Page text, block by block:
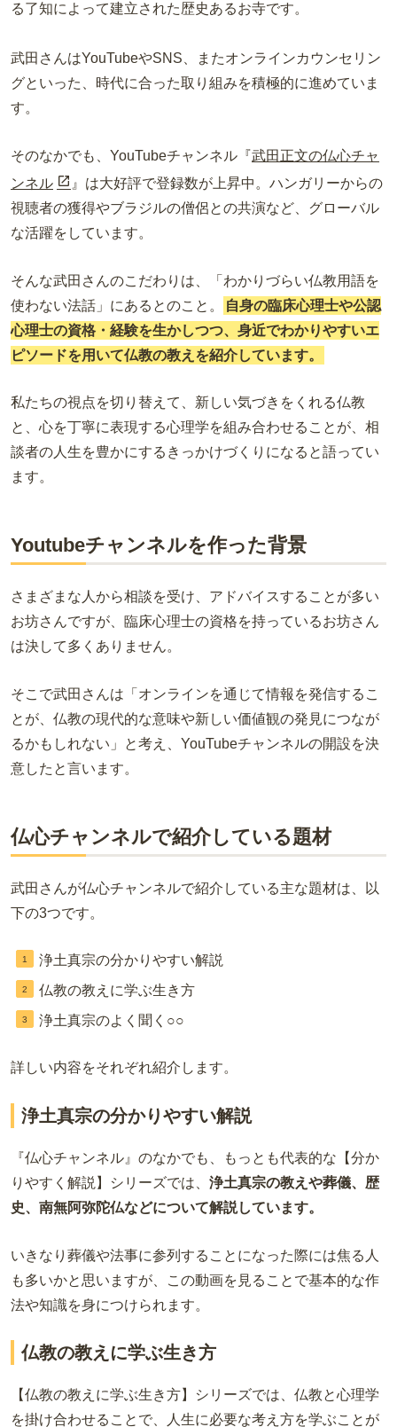
る了知によって建立された歴史あるお寺です。
武田さんはYouTubeやSNS、またオンラインカウンセリン
グといった、時代に合った取り組みを積極的に進めていま
す。
そのなかでも、YouTubeチャンネル『武田正文の仏心チャ
ンネル
』は大好評で登録数が上昇中。ハンガリーからの
視聴者の獲得やブラジルの僧侶との共演など、グローバル
な活躍をしています。
そんな武田さんのこだわりは、「わかりづらい仏教用語を
使わない法話」にあるとのこと。
自身の臨床心理士や公認
心理士の資格・経験を生かしつつ、身近でわかりやすいエ
ピソードを用いて仏教の教えを紹介しています。
私たちの視点を切り替えて、新しい気づきをくれる仏教
と、心を丁寧に表現する心理学を組み合わせることが、相
談者の人生を豊かにするきっかけづくりになると語ってい
ます。
Youtubeチャンネルを作った背景
さまざまな人から相談を受け、アドバイスすることが多い
お坊さんですが、臨床心理士の資格を持っているお坊さん
は決して多くありません。
そこで武田さんは「オンラインを通じて情報を発信するこ
とが、仏教の現代的な意味や新しい価値観の発見につなが
るかもしれない」と考え、YouTubeチャンネルの開設を決
意したと言います。
仏心チャンネルで紹介している題材
武田さんが仏心チャンネルで紹介している主な題材は、以
下の3つです。
浄土真宗の分かりやすい解説
仏教の教えに学ぶ生き方
浄土真宗のよく聞く○○
詳しい内容をそれぞれ紹介します。
浄土真宗の分かりやすい解説
『仏心チャンネル』のなかでも、もっとも代表的な【分か
りやすく解説】シリーズでは、 浄土真宗の教えや葬儀、歴
史、南無阿弥陀仏などについて解説しています。
いきなり葬儀や法事に参列することになった際には焦る人
も多いかと思いますが、この動画を見ることで基本的な作
法や知識を身につけられます。
仏教の教えに学ぶ生き方
【仏教の教えに学ぶ生き方】シリーズでは、仏教と心理学
を掛け合わせることで、人生に必要な考え方を学ぶことが